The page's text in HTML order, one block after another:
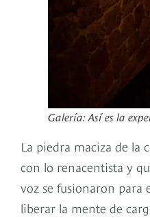
Galería: Así es la
La piedra maciza de la
con lo renacentista y
voz se fusionaron para
liberar la mente de